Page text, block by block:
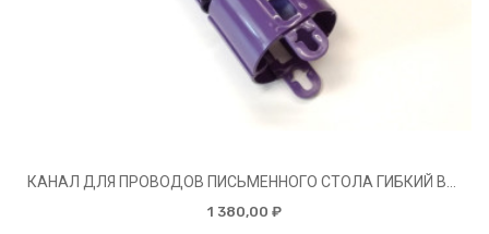
1 380,00 ₽